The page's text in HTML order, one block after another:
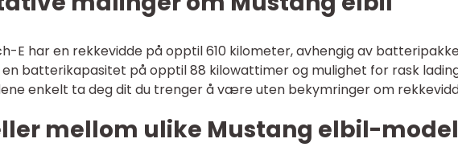
E har en rekkevidde på opptil 610 kilometer, avhengig av
en batterikapasitet på opptil 88 kilowattimer og mulighet for rask
enkelt ta deg dit du trenger å være uten bekymringer om
mellom ulike Mustang elbil-